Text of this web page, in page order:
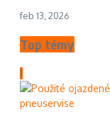
feb 13, 2026
Top témy
1